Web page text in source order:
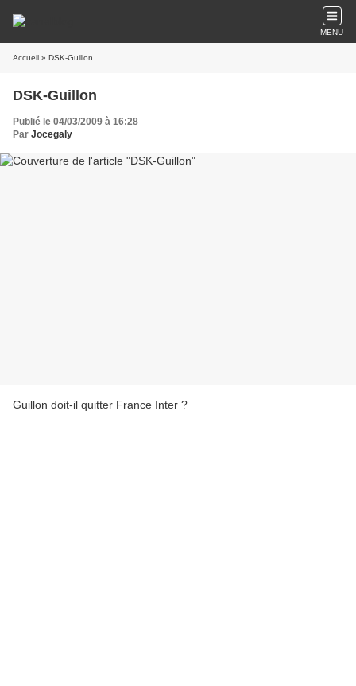
MENU
Accueil » DSK-Guillon
DSK-Guillon
Publié le 04/03/2009 à 16:28
Par Jocegaly
Guillon doit-il quitter France Inter ?